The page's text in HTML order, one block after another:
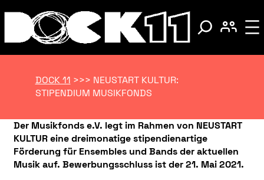
DOCK 11 >>> NEUSTART KULTUR:
STIPENDIUM MUSIKFONDS
Der Musikfonds e.V. legt im Rahmen von NEUSTART
KULTUR eine dreimonatige stipendienartige
Förderung für Ensembles und Bands der aktuellen
Musik auf. Bewerbungsschluss ist der 21. Mai 2021.